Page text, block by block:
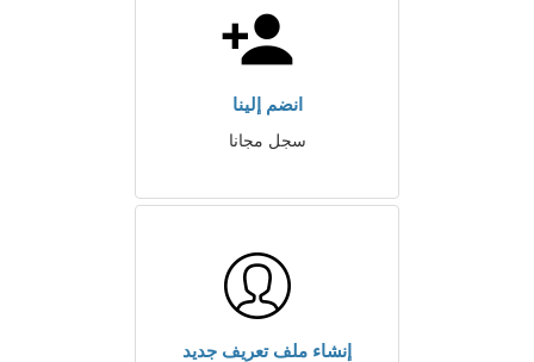
انضم إلينا
سجل مجانا
إنشاء ملف تعريف جديد